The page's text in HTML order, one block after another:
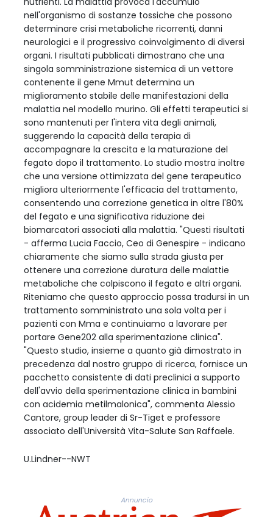
nell'organismo di sostanze tossiche che possono
determinare crisi metaboliche ricorrenti, danni
neurologici e il progressivo coinvolgimento di diversi
organi. I risultati pubblicati dimostrano che una
singola somministrazione sistemica di un vettore
contenente il gene Mmut determina un
miglioramento stabile delle manifestazioni della
malattia nel modello murino. Gli effetti terapeutici si
sono mantenuti per l'intera vita degli animali,
suggerendo la capacità della terapia di
accompagnare la crescita e la maturazione del
fegato dopo il trattamento. Lo studio mostra inoltre
che una versione ottimizzata del gene terapeutico
migliora ulteriormente l'efficacia del trattamento,
consentendo una correzione genetica in oltre l'80%
del fegato e una significativa riduzione dei
biomarcatori associati alla malattia. "Questi risultati
- afferma Lucia Faccio, Ceo di Genespire - indicano
chiaramente che siamo sulla strada giusta per
ottenere una correzione duratura delle malattie
metaboliche che colpiscono il fegato e altri organi.
Riteniamo che questo approccio possa tradursi in un
trattamento somministrato una sola volta per i
pazienti con Mma e continuiamo a lavorare per
portare Gene202 alla sperimentazione clinica".
"Questo studio, insieme a quanto già dimostrato in
precedenza dal nostro gruppo di ricerca, fornisce un
pacchetto consistente di dati preclinici a supporto
dell'avvio della sperimentazione clinica in bambini
con acidemia metilmalonica", commenta Alessio
Cantore, group leader di Sr-Tiget e professore
associato dell'Università Vita-Salute San Raffaele.
U.Lindner--NWT
Annuncio